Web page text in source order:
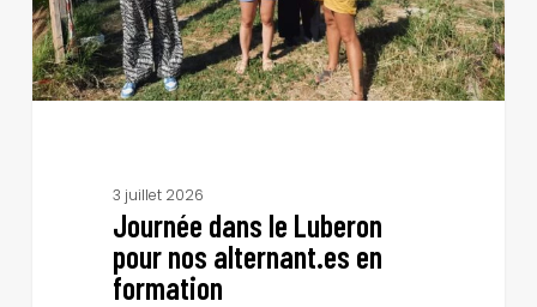
formation
3 juillet 2026
Journée dans le Luberon
pour nos alternant.es en
formation